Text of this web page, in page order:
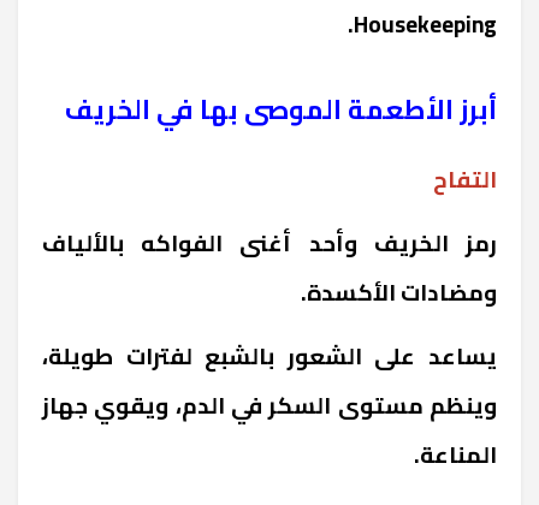
Housekeeping.
أبرز الأطعمة الموصى بها في الخريف
التفاح
رمز الخريف وأحد أغنى الفواكه بالألياف
ومضادات الأكسدة.
يساعد على الشعور بالشبع لفترات طويلة،
وينظم مستوى السكر في الدم، ويقوي جهاز
المناعة.